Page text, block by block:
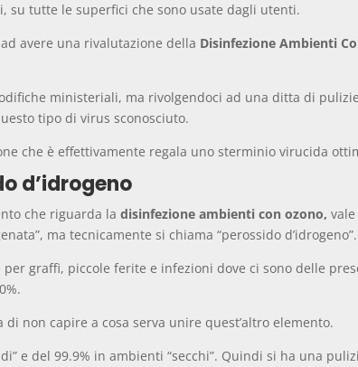
su tutte le superfici che sono usate dagli utenti.
avere una rivalutazione della Disinfezione Ambienti
ministeriali, ma rivolgendoci ad una ditta di
tipo di virus sconosciuto.
che è effettivamente regala uno sterminio virucida
d’idrogeno
che riguarda la disinfezione ambienti con ozono,
ma tecnicamente si chiama “perossido d’idrogeno”.
graffi, piccole ferite e infezioni dove ci sono delle
non capire a cosa serva unire quest’altro elemento.
e del 99.9% in ambienti “secchi”. Quindi si ha una